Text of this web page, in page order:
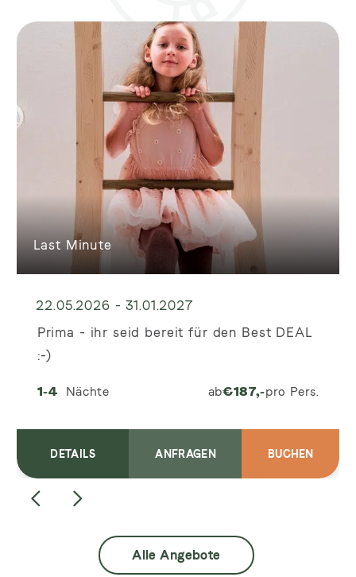
Last Minute
Prima - ihr seid bereit für den Best DEAL
:-)
1-4 Nächte ab€187,-pro Pers.
22.05.2026 - 31.01.2027
DETAILS BUCHEN
ANFRAGEN
Alle Angebote